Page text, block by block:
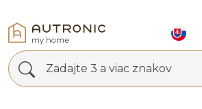
Zadajte 3 a viac znakov